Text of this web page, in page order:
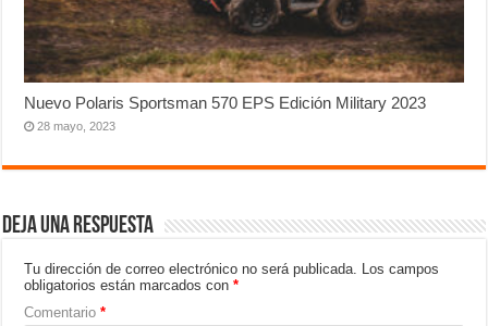
Nuevo Polaris Sportsman 570 EPS Edición Military 2023
28 mayo, 2023
Deja una respuesta
Tu dirección de correo electrónico no será publicada.
Los campos
obligatorios están marcados con*
Comentario*